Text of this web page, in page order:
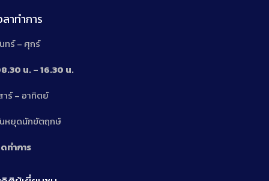
ลาทำการ
ทร์ – ศุกร์
น. – 16.30 น.
าร์ – อาทิตย์
หยุดนักขัตฤกษ์
ทำการ